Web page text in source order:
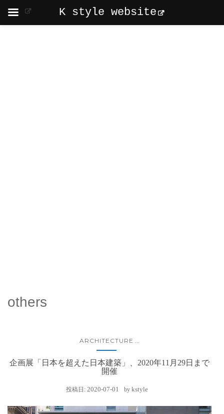
others
ARCHITECTURE ...
企画展「日本を超えた日本建築」、2020年11月29日まで
開催
投稿日: 2020-07-01 by kstyle
K style website